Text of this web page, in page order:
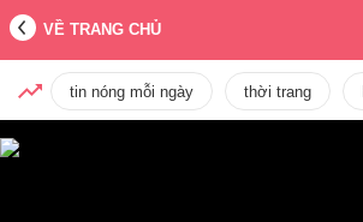
VỀ TRANG CHỦ
tin nóng mỗi ngày thời trang